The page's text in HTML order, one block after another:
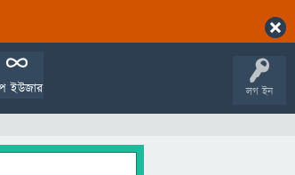
লগ ইন
ইউজার